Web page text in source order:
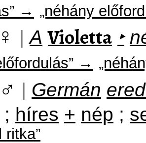
→ „néhány
♀ | A Violetta ‣
→
♂ | Germán
; híres + nép ;
ritka”